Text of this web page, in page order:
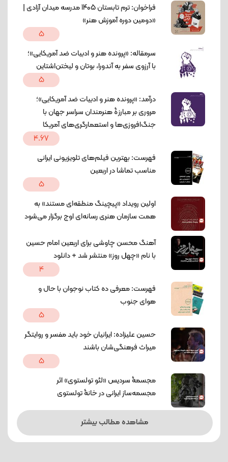
فراخوان: ترم تابستان 1405 مدرسه میدان آزادی |
«دومین دوره آموزش هنر»
5
سرمقاله: «پرونده هنر و ادبیات ضد آمریکایی»؛
با آرزوی سفر به آندورا، بوتان و لیختن‌اشتاین
5
درآمد: «پرونده هنر و ادبیات ضد آمریکایی»؛
مروری بر مبارزۀ هنرمندان سراسر جهان با
جنگ‌افروزی‌ها و استعمارگری‌های آمریکا
4.67
فهرست: بهترین فیلم‌های تلویزیونی ایرانی
مناسب تماشا در اربعین
5
اولین رویداد «پیچینگ منطقه‌ای مستند» به
همت سازمان هنری رسانه‌ای اوج برگزار می‌شود
آهنگ محسن چاوشی برای اربعین امام حسین
با نام «چهل روز» منتشر شد + دانلود
4
فهرست: معرفی ده کتاب نوجوان با حال و
هوای جنوب
5
حسین علیزاده: ایرانیان خود باید مفسر و روایتگر
میراث فرهنگی‌شان باشند
5
مجسمۀ سردیس «لئو تولستوی» اثر
مجسمه‌ساز ایرانی در خانۀ تولستوی
مشاهده مطالب بیشتر